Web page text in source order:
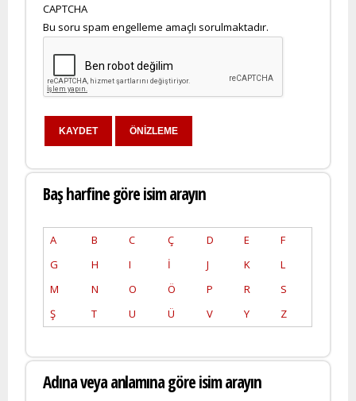
CAPTCHA
Bu soru spam engelleme amaçlı sorulmaktadır.
Baş harfine göre isim arayın
A B C Ç D E
F
G
H I İ J K
L
M
N O Ö P R
S
Ş
T U Ü V Y Z
Adına veya anlamına göre isim arayın